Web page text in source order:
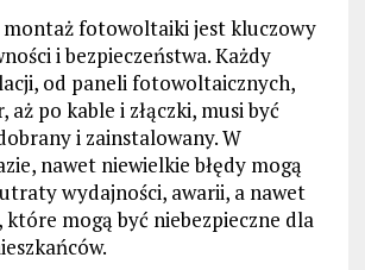
fotowoltaiki jest kluczowy
i bezpieczeństwa. Każdy
od paneli fotowoltaicznych,
aż po kable i złączki, musi być
i zainstalowany. W
nawet niewielkie błędy mogą
wydajności, awarii, a nawet
które mogą być niebezpieczne dla